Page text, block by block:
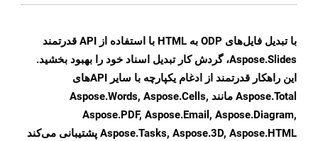
با تبدیل فایل‌های ODP به HTML با استفاده از API قدرتمند
Aspose.Slides، گردش کار تبدیل اسناد خود را بهبود بخشید.
این راهکار قدرتمند از ادغام یکپارچه با سایر APIهای
Aspose.Total مانند Aspose.Words, Aspose.Cells,
Aspose.PDF, Aspose.Email, Aspose.Diagram,
Aspose.Tasks, Aspose.3D, Aspose.HTML پشتیبانی می‌کند